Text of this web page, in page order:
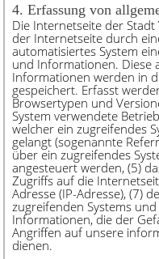
4. Erfassung von
Die Internetseite der
der Internetseite durch
automatisiertes System
und Informationen. Diese
Informationen werden in
gespeichert. Erfasst
Browsertypen und
System verwendete
welcher ein zugreifendes
gelangt (sogenannte
über ein zugreifendes
angesteuert werden, (5)
Zugriffs auf die
Adresse (IP-Adresse), (7)
zugreifenden Systems
Informationen, die der
Angriffen auf unsere
dienen.